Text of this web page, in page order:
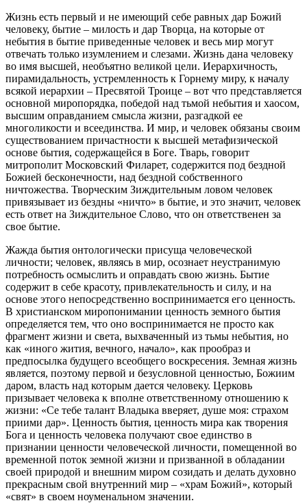
Жизнь есть первый и не имеющий себе равных дар Божий
человеку, бытие – милость и дар Творца, на которые от
небытия в бытие приведенные человек и весь мир могут
отвечать только изумлением и слезами. Жизнь дана человеку
во имя высшей, необъятно великой цели. Иерархичность,
пирамидальность, устремленность к Горнему миру, к началу
всякой иерархии – Пресвятой Троице – вот что представляется
основной миропорядка, победой над тьмой небытия и хаосом,
высшим оправданием смысла жизни, разгадкой ее
многоликости и всеединства. И мир, и человек обязаны своим
существованием причастности к высшей метафизической
основе бытия, содержащейся в Боге. Тварь, говорит
митрополит Московский Филарет, содержится под бездной
Божией бесконечности, над бездной собственного
ничтожества. Творческим Зиждительным ловом человек
привязывает из бездны «ничто» в бытие, и это значит, человек
есть ответ на Зиждительное Слово, что он ответственен за
свое бытие.
Жажда бытия онтологически присуща человеческой
личности; человек, являясь в мир, осознает неустранимую
потребность осмыслить и оправдать свою жизнь. Бытие
содержит в себе красоту, привлекательность и силу, и на
основе этого непосредственно воспринимается его ценность.
В христианском миропонимании ценность земного бытия
определяется тем, что оно воспринимается не просто как
фрагмент жизни и света, выхваченный из тьмы небытия, но
как «иного жития, вечного, начало», как прообраз и
предпосылка будущего всеобщего воскресения. Земная жизнь
является, поэтому первой и безусловной ценностью, Божиим
даром, власть над которым дается человеку. Церковь
призывает человека к вполне ответственному отношению к
жизни: «Се тебе талант Владыка вверяет, душе моя: страхом
приими дар». Ценность бытия, ценность мира как творения
Бога и ценность человека получают свое единство в
признании ценности человеческой личности, помещенной во
временной поток земной жизни и призванной в обладании
своей природой и внешним миром созидать и делать духовно
прекрасным свой внутренний мир – «храм Божий», который
«свят» в своем ноуменальном значении.